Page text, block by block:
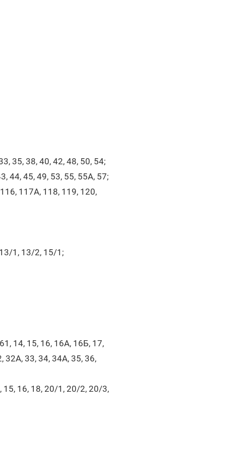
35, 38, 40, 42, 48, 50, 54;
44, 45, 49, 53, 55, 55А, 57;
117А, 118, 119, 120,
1, 13/2, 15/1;
14, 15, 16, 16А, 16Б, 17,
32А, 33, 34, 34А, 35, 36,
15, 16, 18, 20/1, 20/2, 20/3,